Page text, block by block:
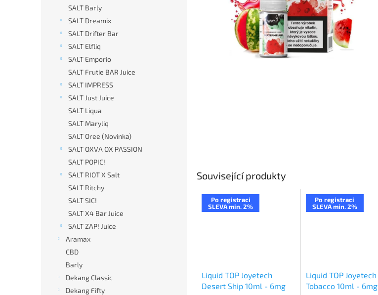
SALT Barly
SALT Dreamix
SALT Drifter Bar
SALT Elfliq
SALT Emporio
SALT Frutie BAR Juice
SALT IMPRESS
SALT Just Juice
SALT Liqua
SALT Maryliq
SALT Oree (Novinka)
SALT OXVA OX PASSION
SALT POPIC!
SALT RIOT X Salt
SALT Ritchy
SALT SIC!
SALT X4 Bar Juice
SALT ZAP! Juice
Aramax
CBD
Barly
Dekang Classic
Dekang Fifty
Související produkty
Po registraci
SLEVA min. 2%
Liquid TOP Joyetech
Desert Ship 10ml - 6mg
Po registraci
SLEVA min. 2%
Liquid TOP Joyetech
Tobacco 10ml - 6mg